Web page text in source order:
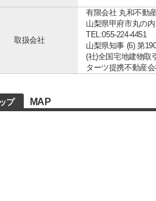
取扱会社
有限会社 丸和不動産
山梨県甲府市丸の
TEL:055-224-4451
山梨県知事 (6) 第
(社)全国宅地建物取
ターツ提携不動産
プ MAP